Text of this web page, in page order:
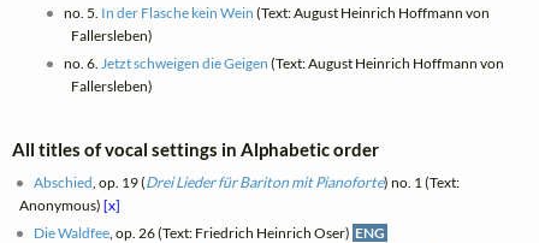
no. 5. In der Flasche kein Wein (Text: August Heinrich Hoffmann von
Fallersleben)
no. 6. Jetzt schweigen die Geigen (Text: August Heinrich Hoffmann von
Fallersleben)
All titles of vocal settings in Alphabetic order
Abschied, op. 19 (Drei Lieder für Bariton mit Pianoforte) no. 1 (Text:
Anonymous)[x]
Die Waldfee , op. 26 (Text: Friedrich Heinrich Oser) ENG